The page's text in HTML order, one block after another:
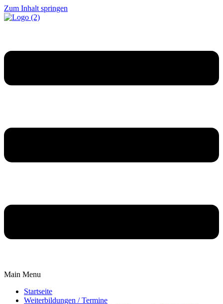
Zum Inhalt springen
Main Menu
Startseite
Weiterbildungen / Termine